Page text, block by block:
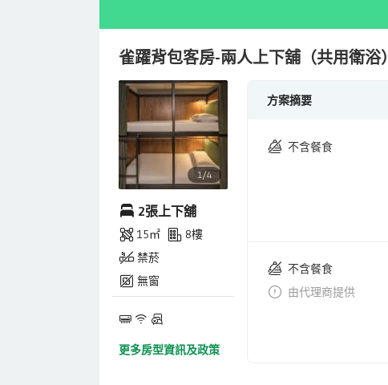
雀躍背包客房-兩人上下舖（共用衛浴）
1/4
2張上下舖
15㎡
8樓
禁菸
無窗
更多房型資訊及政策
方案摘要
不含餐食
不含餐食
由代理商提供